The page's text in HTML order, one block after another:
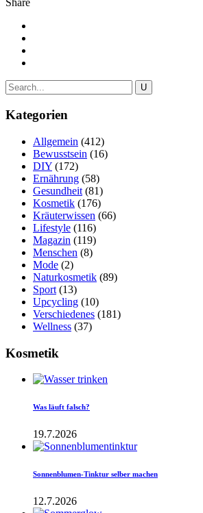
Share
Kategorien
Allgemein (412)
Bewusstsein (16)
DIY (172)
Ernährung (58)
Gesundheit (81)
Kosmetik (176)
Kräuterwissen (66)
Lifestyle (116)
Magazin (119)
Menschen (8)
Mode (2)
Naturkosmetik (89)
Sport (13)
Upcycling (10)
Verschiedenes (181)
Wellness (37)
Kosmetik
Was läuft falsch?
19.7.2026
Sonnenblumen-Tinktur selber machen
12.7.2026